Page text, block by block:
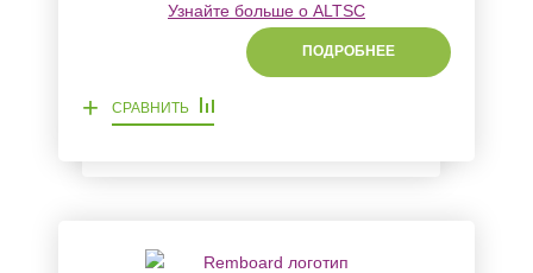
Узнайте больше о ALTSC
ПОДРОБНЕЕ
+ СРАВНИТЬ